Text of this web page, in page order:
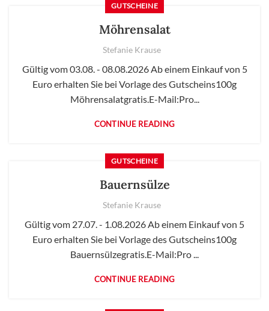
GUTSCHEINE
Möhrensalat
Stefanie Krause
Gültig vom 03.08. - 08.08.2026 Ab einem Einkauf von 5
Euro erhalten Sie bei Vorlage des Gutscheins100g
Möhrensalatgratis.E-Mail:Pro...
CONTINUE READING
GUTSCHEINE
Bauernsülze
Stefanie Krause
Gültig vom 27.07. - 1.08.2026 Ab einem Einkauf von 5
Euro erhalten Sie bei Vorlage des Gutscheins100g
Bauernsülzegratis.E-Mail:Pro ...
CONTINUE READING